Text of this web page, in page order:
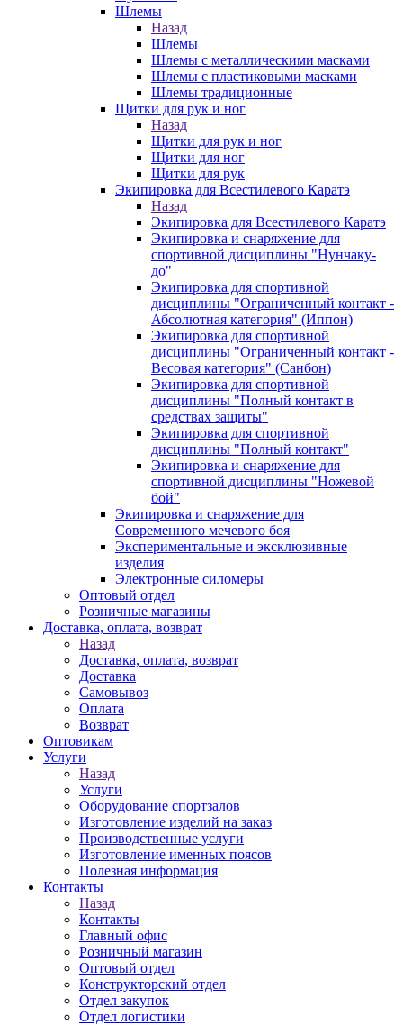
Шлемы
Назад
Шлемы
Шлемы с металлическими масками
Шлемы с пластиковыми масками
Шлемы традиционные
Щитки для рук и ног
Назад
Щитки для рук и ног
Щитки для ног
Щитки для рук
Экипировка для Всестилевого Каратэ
Назад
Экипировка для Всестилевого Каратэ
Экипировка и снаряжение для
спортивной дисциплины "Нунчаку-
до"
Экипировка для спортивной
дисциплины "Ограниченный контакт -
Абсолютная категория" (Иппон)
Экипировка для спортивной
дисциплины "Ограниченный контакт -
Весовая категория" (Санбон)
Экипировка для спортивной
дисциплины "Полный контакт в
средствах защиты"
Экипировка для спортивной
дисциплины "Полный контакт"
Экипировка и снаряжение для
спортивной дисциплины "Ножевой
бой"
Экипировка и снаряжение для
Современного мечевого боя
Экспериментальные и эксклюзивные
изделия
Электронные силомеры
Оптовый отдел
Розничные магазины
Доставка, оплата, возврат
Назад
Доставка, оплата, возврат
Доставка
Самовывоз
Оплата
Возврат
Оптовикам
Услуги
Назад
Услуги
Оборудование спортзалов
Изготовление изделий на заказ
Производственные услуги
Изготовление именных поясов
Полезная информация
Контакты
Назад
Контакты
Главный офис
Розничный магазин
Оптовый отдел
Конструкторский отдел
Отдел закупок
Отдел логистики